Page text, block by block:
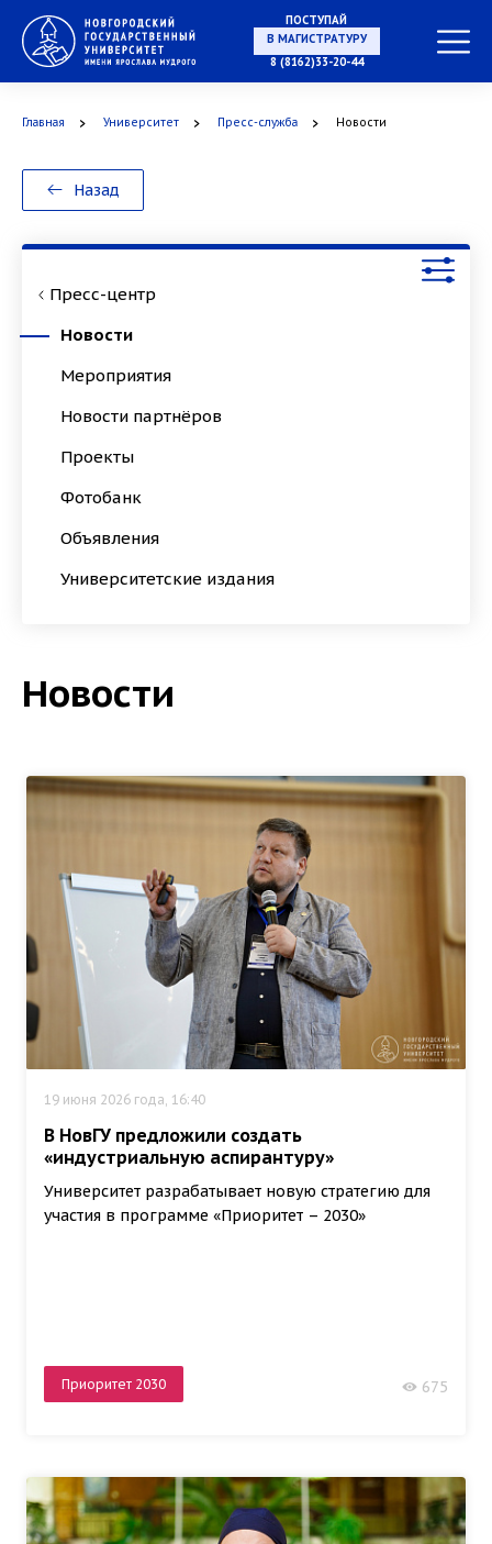
ПОСТУПАЙ
НА СПЕЦИАЛИТЕТ
8 (8162)33-20-44
Главная Университет Пресс-служба Новости
Назад
Пресс-центр
Новости
Мероприятия
Новости партнёров
Проекты
Фотобанк
Объявления
Университетские издания
Новости
19 июня 2026 года, 16:40
В НовГУ предложили создать
«индустриальную аспирантуру»
Университет разрабатывает новую стратегию для
участия в программе «Приоритет – 2030»
Приоритет 2030 675